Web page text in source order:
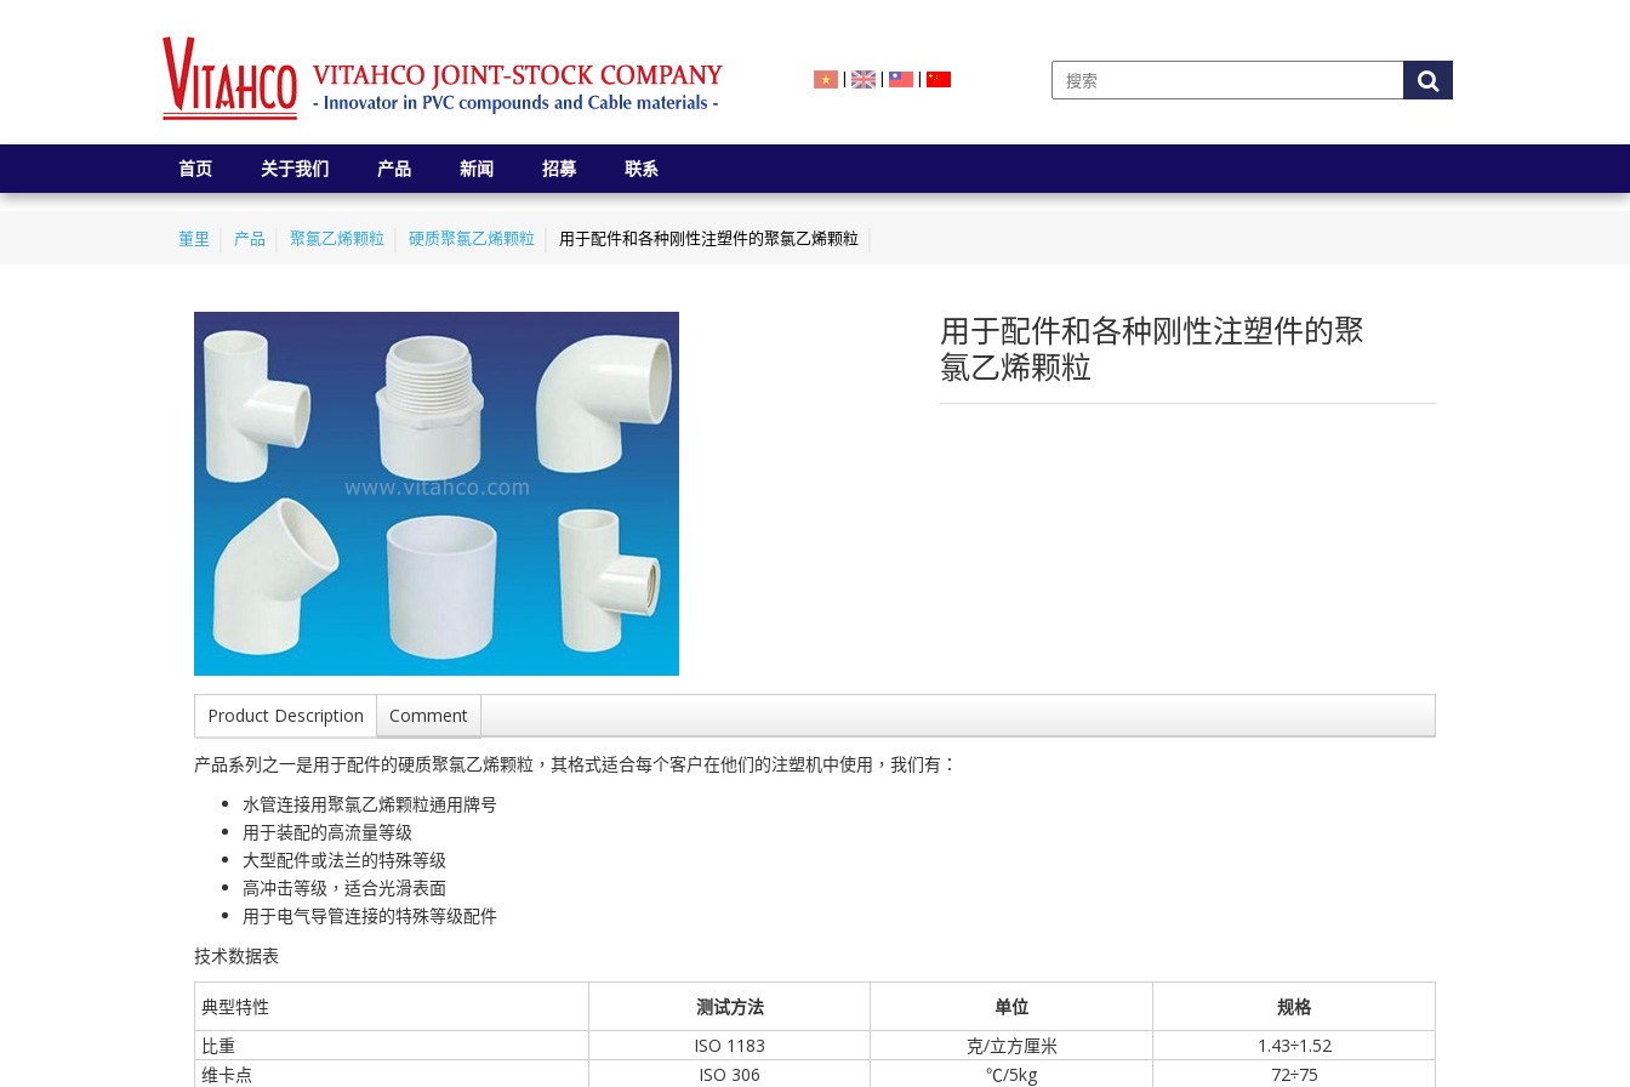
| | |
首页 关于我们 产品 新闻 招募 联系
董里 产品 聚氯乙烯颗粒 硬质聚氯乙烯颗粒 用于配件和各种刚性注塑件的聚氯乙烯颗粒
用于配件和各种刚性注塑件的聚
氯乙烯颗粒
Product Description Comment
产品系列之一是用于配件的硬质聚氯乙烯颗粒，其格式适合每个客户在他们的注塑机中使用，我们有：
水管连接用聚氯乙烯颗粒通用牌号
用于装配的高流量等级
大型配件或法兰的特殊等级
高冲击等级，适合光滑表面
用于电气导管连接的特殊等级配件
技术数据表
典型特性 测试方法 单位
规格
比重
ISO 1183 克/立方厘米
1.43÷1.52
维卡点
ISO 306 ℃/5kg 72÷75